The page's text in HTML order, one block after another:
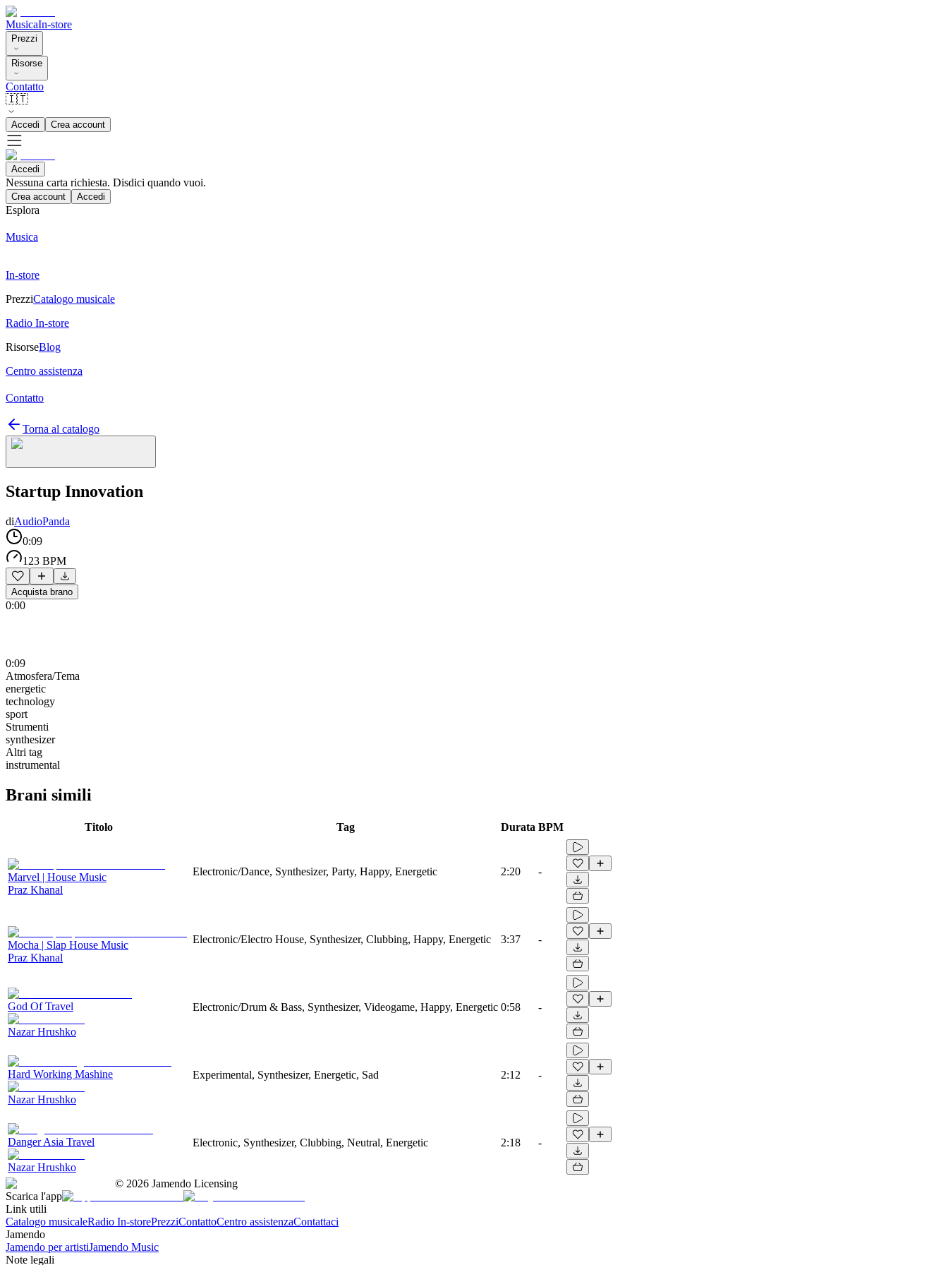
MusicaIn-store
Prezzi
Risorse
Contatto
🇮🇹
Accedi Crea account
Accedi
Nessuna carta richiesta. Disdici quando vuoi.
Crea account Accedi
Esplora
Musica
In-store
PrezziCatalogo musicale
Radio In-store
RisorseBlog
Centro assistenza
Contatto
Torna al catalogo
Startup Innovation
diAudioPanda
0:09
123 BPM
Acquista brano
0:00
0:09
Atmosfera/Tema
energetic
technology
sport
Strumenti
synthesizer
Altri tag
instrumental
Brani simili
Titolo Tag Durata BPM
Marvel | House Music
Praz Khanal
Electronic/Dance, Synthesizer, Party, Happy, Energetic 2:20 -
Mocha | Slap House Music
Praz Khanal
Electronic/Electro House, Synthesizer, Clubbing, Happy, Energetic 3:37 -
God Of Travel
Nazar Hrushko
Electronic/Drum & Bass, Synthesizer, Videogame, Happy, Energetic 0:58 -
Hard Working Mashine
Nazar Hrushko
Experimental, Synthesizer, Energetic, Sad 2:12 -
Danger Asia Travel
Nazar Hrushko
Electronic, Synthesizer, Clubbing, Neutral, Energetic 2:18 -
© 2026 Jamendo Licensing
Scarica l'app
Link utili
Catalogo musicaleRadio In-storePrezziContattoCentro assistenzaContattaci
Jamendo
Jamendo per artistiJamendo Music
Note legali